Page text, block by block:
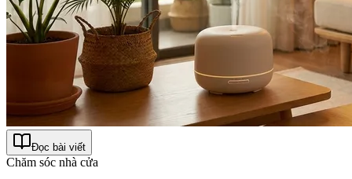
Đọc bài viết
Chăm sóc nhà cửa